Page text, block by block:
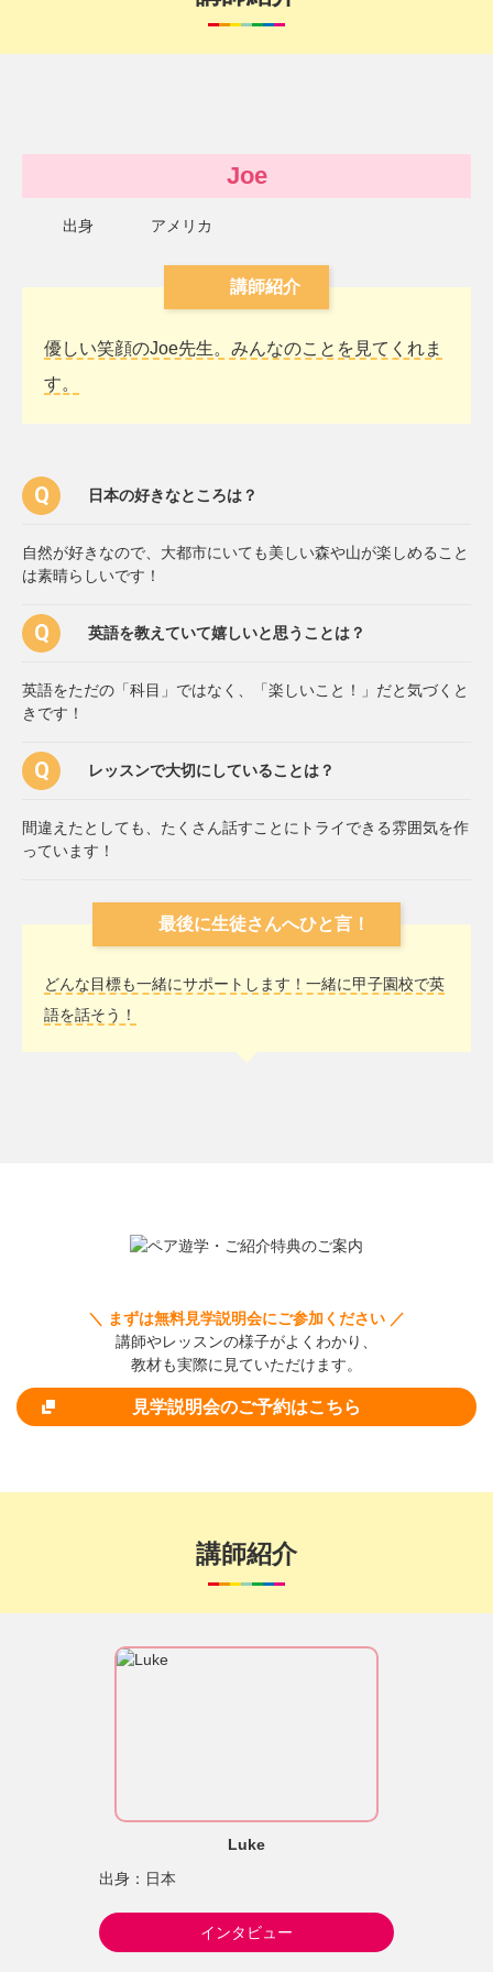
Joe
出身 アメリカ
講師紹介
優しい笑顔のJoe先生。みんなのことを見てくれま
す。
日本の好きなところは？
自然が好きなので、大都市にいても美しい森や山が楽しめること
は素晴らしいです！
英語を教えていて嬉しいと思うことは？
英語をただの「科目」ではなく、「楽しいこと！」だと気づくと
きです！
レッスンで大切にしていることは？
間違えたとしても、たくさん話すことにトライできる雰囲気を作
っています！
最後に生徒さんへひと言！
どんな目標も一緒にサポートします！一緒に甲子園校で英
語を話そう！
＼ まずは無料見学説明会にご参加ください ／
講師やレッスンの様子がよくわかり、
教材も実際に見ていただけます。
見学説明会のご予約はこちら
講師紹介
Luke
出身：日本
インタビュー